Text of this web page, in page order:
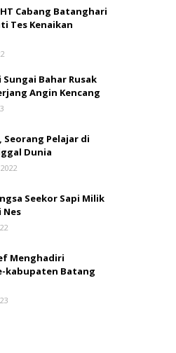
Cabang Batanghari
Tes Kenaikan
Sungai Bahar Rusak
Angin Kencang
Seorang Pelajar di
Dunia
Seekor Sapi Milik
Nes
Menghadiri
kabupaten Batang